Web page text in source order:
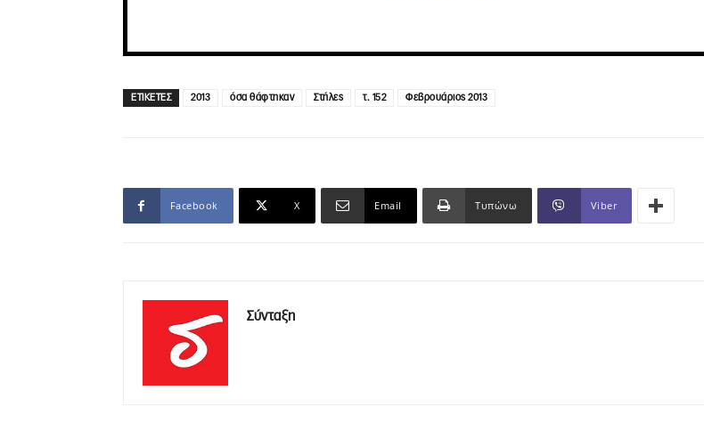
ΕΤΙΚΕΤΕΣ 2013 όσα θάφτηκαν Στήλες τ. 152 Φεβρουάριος 2013
Facebook X Email Τυπώνω Viber
Σύνταξη